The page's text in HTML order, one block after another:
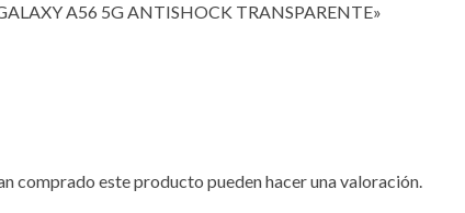
A56 5G ANTISHOCK TRANSPARENTE»
comprado este producto pueden hacer una valoración.